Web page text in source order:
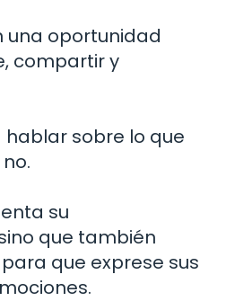
una oportunidad
compartir y
hablar sobre lo que
su
que también
que exprese sus